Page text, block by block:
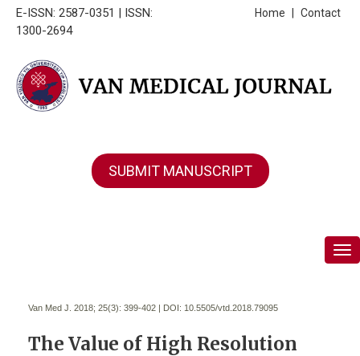
E-ISSN: 2587-0351 | ISSN:
1300-2694
Contact
Home
SUBMIT MANUSCRIPT
Van Med J. 2018; 25(3): 399-402 | DOI: 10.5505/vtd.2018.79095
The Value of High Resolution